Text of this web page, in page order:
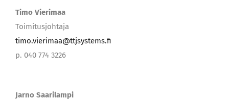
Timo Vierimaa
Toimitusjohtaja
timo.vierimaa@ttjsystems.fi
p. 040 774 3226
Jarno Saarilampi